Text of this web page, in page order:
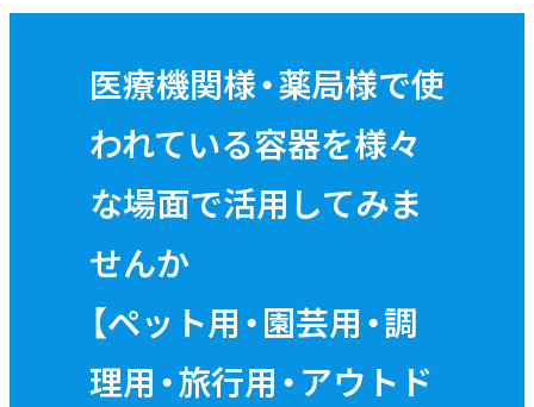
医療機関様・薬局様で使
われている容器を様々
な場面で活用してみま
せんか
【ペット用・園芸用・調
理用・旅行用・アウトド